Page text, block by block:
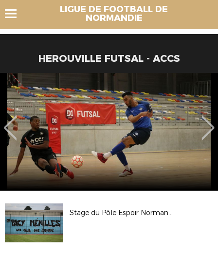
LIGUE DE FOOTBALL DE
NORMANDIE
HEROUVILLE FUTSAL - ACCS
Stage du Pôle Espoir Normandie